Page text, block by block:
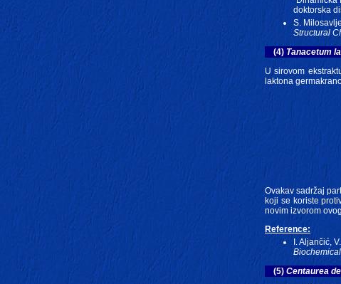
doktorska
S.
Structural
(4) Tanacetum
U sirovom
laktona
Ovakav sadržaj
koji se koriste
novim izvorom
Reference:
I. Aljančić,
(5) Centaurea